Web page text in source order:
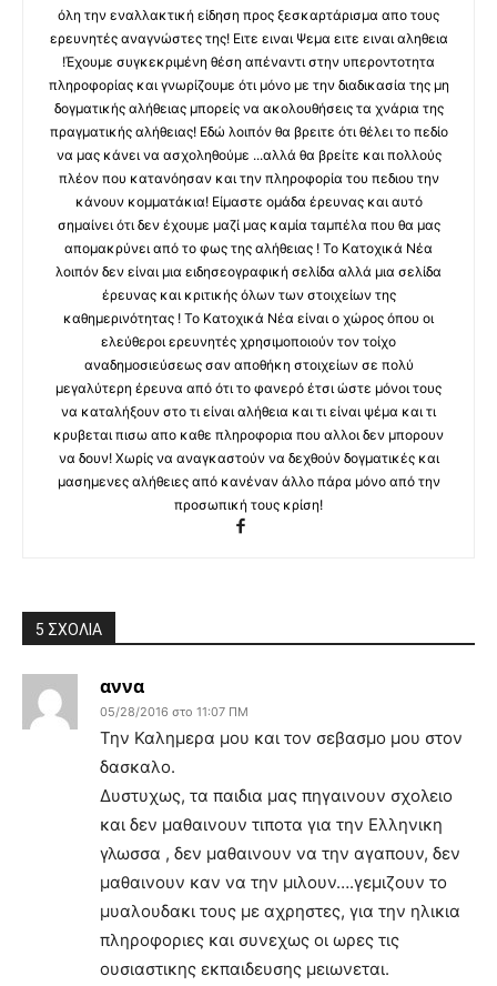
όλη την εναλλακτική είδηση προς ξεσκαρτάρισμα απο τους
ερευνητές αναγνώστες της! Ειτε ειναι Ψεμα ειτε ειναι αληθεια
!Έχουμε συγκεκριμένη θέση απέναντι στην υπεροντοτητα
πληροφορίας και γνωρίζουμε ότι μόνο με την διαδικασία της μη
δογματικής αλήθειας μπορείς να ακολουθήσεις τα χνάρια της
πραγματικής αλήθειας! Εδώ λοιπόν θα βρειτε ότι θέλει το πεδίο
να μας κάνει να ασχοληθούμε ...αλλά θα βρείτε και πολλούς
πλέον που κατανόησαν και την πληροφορία του πεδιου την
κάνουν κομματάκια! Είμαστε ομάδα έρευνας και αυτό
σημαίνει ότι δεν έχουμε μαζί μας καμία ταμπέλα που θα μας
απομακρύνει από το φως της αλήθειας ! Το Κατοχικά Νέα
λοιπόν δεν είναι μια ειδησεογραφική σελίδα αλλά μια σελίδα
έρευνας και κριτικής όλων των στοιχείων της
καθημερινότητας ! Το Κατοχικά Νέα είναι ο χώρος όπου οι
ελεύθεροι ερευνητές χρησιμοποιούν τον τοίχο
αναδημοσιεύσεως σαν αποθήκη στοιχείων σε πολύ
μεγαλύτερη έρευνα από ότι το φανερό έτσι ώστε μόνοι τους
να καταλήξουν στο τι είναι αλήθεια και τι είναι ψέμα και τι
κρυβεται πισω απο καθε πληροφορια που αλλοι δεν μπορουν
να δουν! Χωρίς να αναγκαστούν να δεχθούν δογματικές και
μασημενες αλήθειες από κανέναν άλλο πάρα μόνο από την
προσωπική τους κρίση!
5 ΣΧΟΛΙΑ
αννα
05/28/2016 στο 11:07 ΠΜ
Την Καλημερα μου και τον σεβασμο μου στον
δασκαλο.
Δυστυχως, τα παιδια μας πηγαινουν σχολειο
και δεν μαθαινουν τιποτα για την Ελληνικη
γλωσσα , δεν μαθαινουν να την αγαπουν, δεν
μαθαινουν καν να την μιλουν….γεμιζουν το
μυαλουδακι τους με αχρηστες, για την ηλικια
πληροφοριες και συνεχως οι ωρες τις
ουσιαστικης εκπαιδευσης μειωνεται.